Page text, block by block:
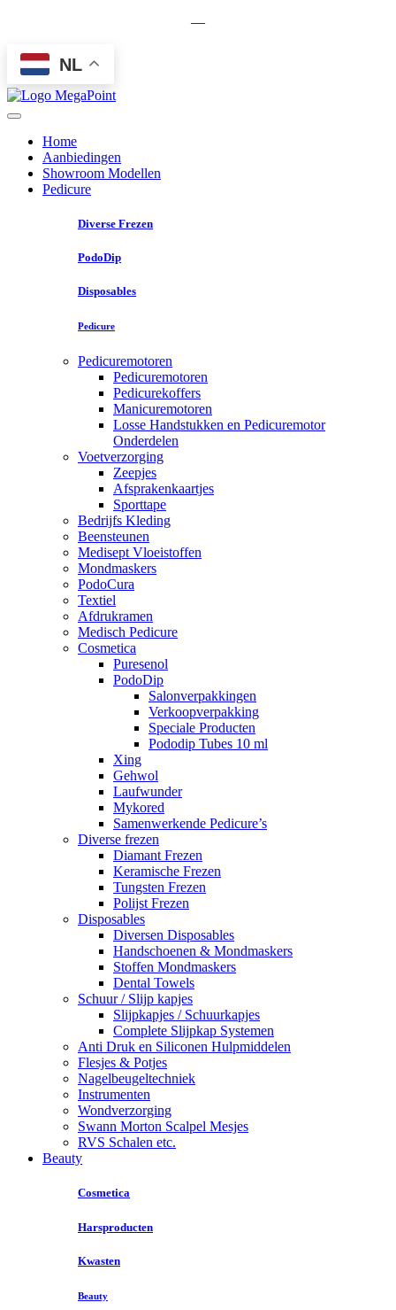
—
NL
Home
Aanbiedingen
Showroom Modellen
Pedicure
Diverse Frezen
PodoDip
Disposables
Pedicure
Pedicuremotoren
Pedicuremotoren
Pedicurekoffers
Manicuremotoren
Losse Handstukken en Pedicuremotor
Onderdelen
Voetverzorging
Zeepjes
Afsprakenkaartjes
Sporttape
Bedrijfs Kleding
Beensteunen
Medisept Vloeistoffen
Mondmaskers
PodoCura
Textiel
Afdrukramen
Medisch Pedicure
Cosmetica
Puresenol
PodoDip
Salonverpakkingen
Verkoopverpakking
Speciale Producten
Pododip Tubes 10 ml
Xing
Gehwol
Laufwunder
Mykored
Samenwerkende Pedicure’s
Diverse frezen
Diamant Frezen
Keramische Frezen
Tungsten Frezen
Polijst Frezen
Disposables
Diversen Disposables
Handschoenen & Mondmaskers
Stoffen Mondmaskers
Dental Towels
Schuur / Slijp kapjes
Slijpkapjes / Schuurkapjes
Complete Slijpkap Systemen
Anti Druk en Siliconen Hulpmiddelen
Flesjes & Potjes
Nagelbeugeltechniek
Instrumenten
Wondverzorging
Swann Morton Scalpel Mesjes
RVS Schalen etc.
Beauty
Cosmetica
Harsproducten
Kwasten
Beauty